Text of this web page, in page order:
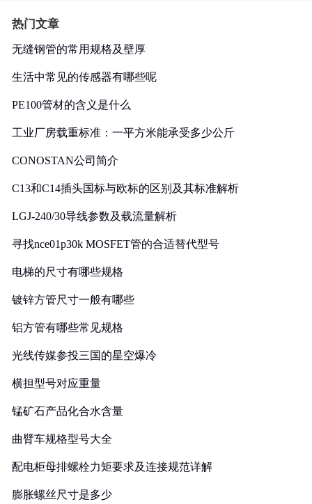
热门文章
无缝钢管的常用规格及壁厚
生活中常见的传感器有哪些呢
PE100管材的含义是什么
工业厂房载重标准：一平方米能承受多少公斤
CONOSTAN公司简介
C13和C14插头国标与欧标的区别及其标准解析
LGJ-240/30导线参数及载流量解析
寻找nce01p30k MOSFET管的合适替代型号
电梯的尺寸有哪些规格
镀锌方管尺寸一般有哪些
铝方管有哪些常见规格
光线传媒参投三国的星空爆冷
横担型号对应重量
锰矿石产品化合水含量
曲臂车规格型号大全
配电柜母排螺栓力矩要求及连接规范详解
膨胀螺丝尺寸是多少